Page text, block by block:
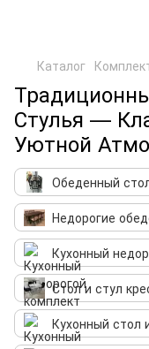
Каталог
Стулья —
Уютной
Обеденный
Недорогие
Кухонный
Стол и стул
Кухонный стол